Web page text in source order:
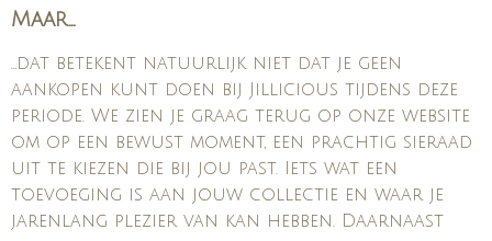
Maar…
…dat betekent natuurlijk niet dat je geen
aankopen kunt doen bij Jillicious tijdens deze
periode. We zien je graag terug op onze website
om op een bewust moment, een prachtig sieraad
uit te kiezen die bij jou past. Iets wat een
toevoeging is aan jouw collectie en waar je
jarenlang plezier van kan hebben. Daarnaast